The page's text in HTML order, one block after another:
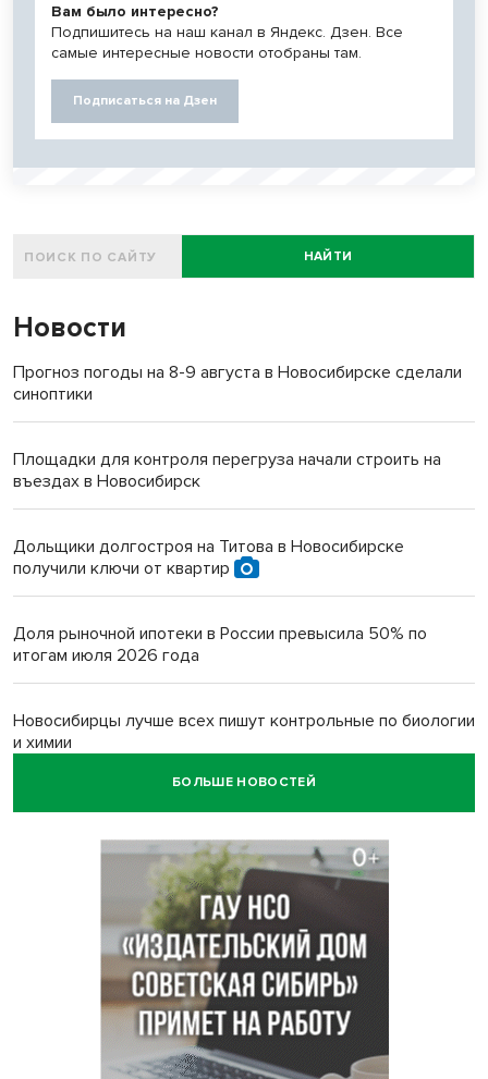
Вам было интересно?
Подпишитесь на наш канал в Яндекс. Дзен. Все
самые интересные новости отобраны там.
Подписаться на Дзен
НАЙТИ
Новости
Прогноз погоды на 8-9 августа в Новосибирске сделали
синоптики
Площадки для контроля перегруза начали строить на
въездах в Новосибирск
Дольщики долгостроя на Титова в Новосибирске
получили ключи от квартир
Доля рыночной ипотеки в России превысила 50% по
итогам июля 2026 года
Новосибирцы лучше всех пишут контрольные по биологии
и химии
БОЛЬШЕ НОВОСТЕЙ